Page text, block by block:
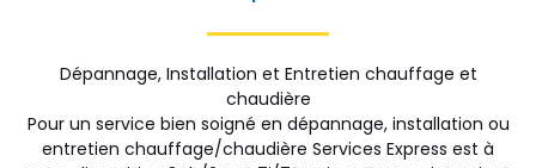
Dépannage, Installation et Entretien chauffage et
chaudière
Pour un service bien soigné en dépannage, installation ou
entretien chauffage/chaudière Services Express est à